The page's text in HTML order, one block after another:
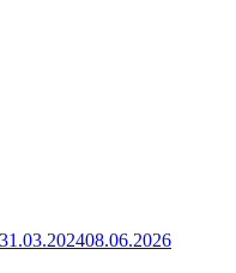
31.03.202408.06.2026